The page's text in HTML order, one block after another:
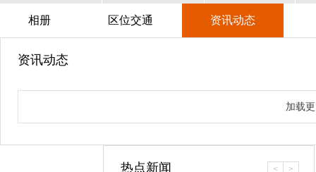
相册 区位交通 资讯动态
资讯动态
加载
热点新闻 < >